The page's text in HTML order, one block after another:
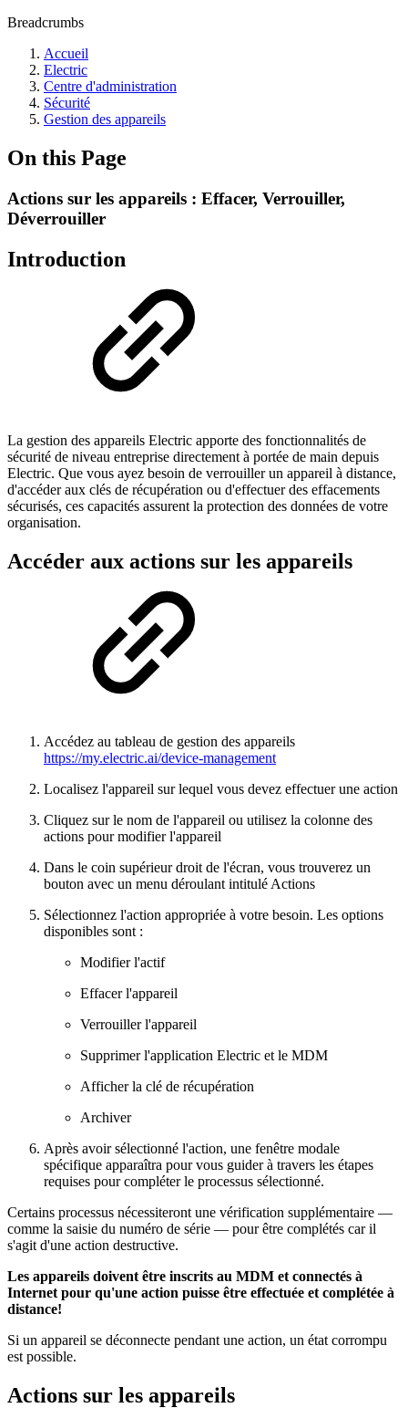
Breadcrumbs
Accueil
Electric
Centre d'administration
Sécurité
Gestion des appareils
On this Page
Actions sur les appareils : Effacer, Verrouiller,
Déverrouiller
Introduction
La gestion des appareils Electric apporte des fonctionnalités de
sécurité de niveau entreprise directement à portée de main depuis
Electric. Que vous ayez besoin de verrouiller un appareil à distance,
d'accéder aux clés de récupération ou d'effectuer des effacements
sécurisés, ces capacités assurent la protection des données de votre
organisation.
Accéder aux actions sur les appareils
Accédez au tableau de gestion des appareils
https://my.electric.ai/device-management
Localisez l'appareil sur lequel vous devez effectuer une action
Cliquez sur le nom de l'appareil ou utilisez la colonne des
actions pour modifier l'appareil
Dans le coin supérieur droit de l'écran, vous trouverez un
bouton avec un menu déroulant intitulé Actions
Sélectionnez l'action appropriée à votre besoin. Les options
disponibles sont :
Modifier l'actif
Effacer l'appareil
Verrouiller l'appareil
Supprimer l'application Electric et le MDM
Afficher la clé de récupération
Archiver
Après avoir sélectionné l'action, une fenêtre modale
spécifique apparaîtra pour vous guider à travers les étapes
requises pour compléter le processus sélectionné.
Certains processus nécessiteront une vérification supplémentaire —
comme la saisie du numéro de série — pour être complétés car il
s'agit d'une action destructive.
Les appareils doivent être inscrits au MDM et connectés à
Internet pour qu'une action puisse être effectuée et complétée à
distance!
Si un appareil se déconnecte pendant une action, un état corrompu
est possible.
Actions sur les appareils